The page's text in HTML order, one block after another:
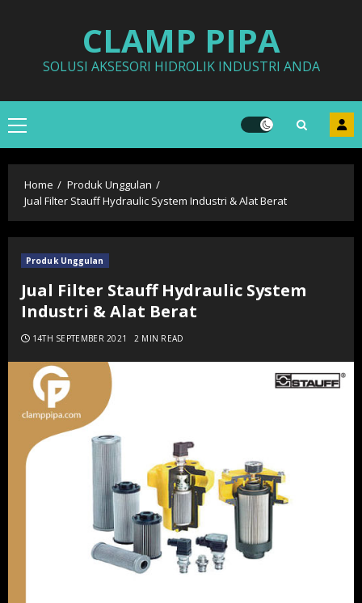
CLAMP PIPA
SOLUSI AKSESORI HIDROLIK INDUSTRI ANDA
Primary
Menu
Home
Produk Unggulan
Jual Filter Stauff Hydraulic System Industri & Alat Berat
Produk Unggulan
Jual Filter Stauff Hydraulic System
Industri & Alat Berat
14TH SEPTEMBER 2021 2 MIN READ